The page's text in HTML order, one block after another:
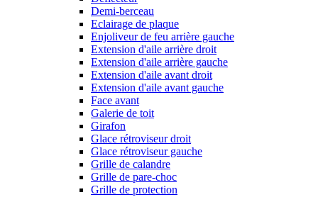
Demi-berceau
Eclairage de plaque
Enjoliveur de feu arrière gauche
Extension d'aile arrière droit
Extension d'aile arrière gauche
Extension d'aile avant droit
Extension d'aile avant gauche
Face avant
Galerie de toit
Girafon
Glace rétroviseur droit
Glace rétroviseur gauche
Grille de calandre
Grille de pare-choc
Grille de protection